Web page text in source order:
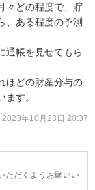
々どの程度で、貯
、ある程度の予測
通帳を見せてもら
ほどの財産分与の
す。
2023年10月23日 20:37
ただくようお願いい